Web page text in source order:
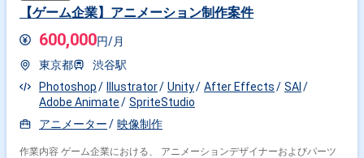
【ゲーム企業】アニメーション制作案件
600,000円/月
東京都
渋谷駅
Photoshop
Illustrator Unity After Effects
SAI
Adobe Animate
SpriteStudio
アニメーター
映像制作
作業内容 ゲーム企業における、 アニメーションデザイナーおよびパーツ